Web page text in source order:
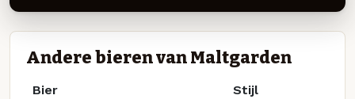
Andere bieren van Maltgarden
Bier Stijl